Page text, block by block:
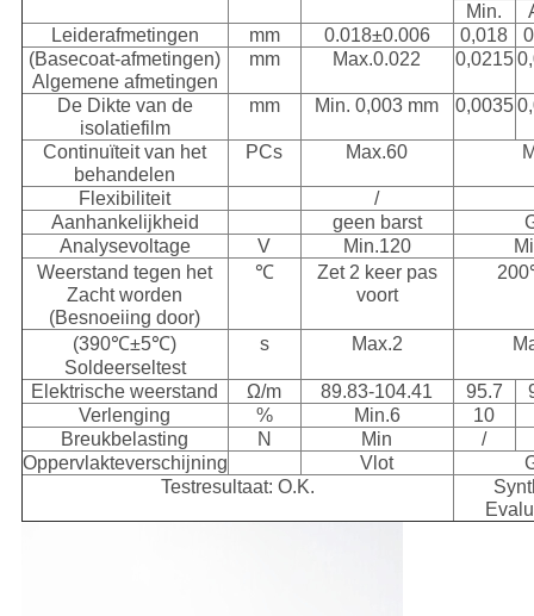
Min.
Leiderafmetingen
mm 0.018±0.006 0,018
(Basecoat-afmetingen)
Algemene afmetingen
mm Max.0.022 0,0215
De Dikte van de
isolatiefilm
mm Min. 0,003 mm 0,0035
Continuïteit van het
behandelen
PCs Max.60
Flexibiliteit
/
Aanhankelijkheid
geen barst
Analysevoltage
V Min.120
Weerstand tegen het
Zacht worden
(Besnoeiing door)
℃
Zet 2 keer pas
voort
(390℃±5℃)
Soldeerseltest
s Max.2
Elektrische weerstand Ω/m 89.83-104.41 95.7
Verlenging
% Min.6
10
Breukbelasting
N Min
/
Oppervlakteverschijning
Vlot
Testresultaat: O.K.